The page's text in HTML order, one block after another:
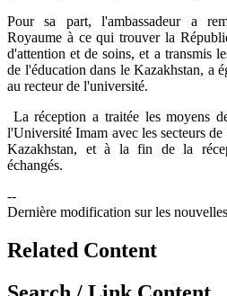
Pour sa part, l'ambassadeur a
Royaume à ce qui trouver la
d'attention et de soins, et a transmis
de l'éducation dans le Kazakhstan, a
au recteur de l'université.
La réception a traitée les moyens
l'Université Imam avec les secteurs
Kazakhstan, et à la fin de la
échangés.​
--
Dernière modification sur les
Related Content